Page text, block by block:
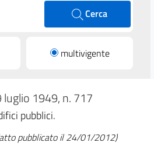
Cerca
multivigente
luglio 1949, n. 717
pubblici.
pubblicato il 24/01/2012)